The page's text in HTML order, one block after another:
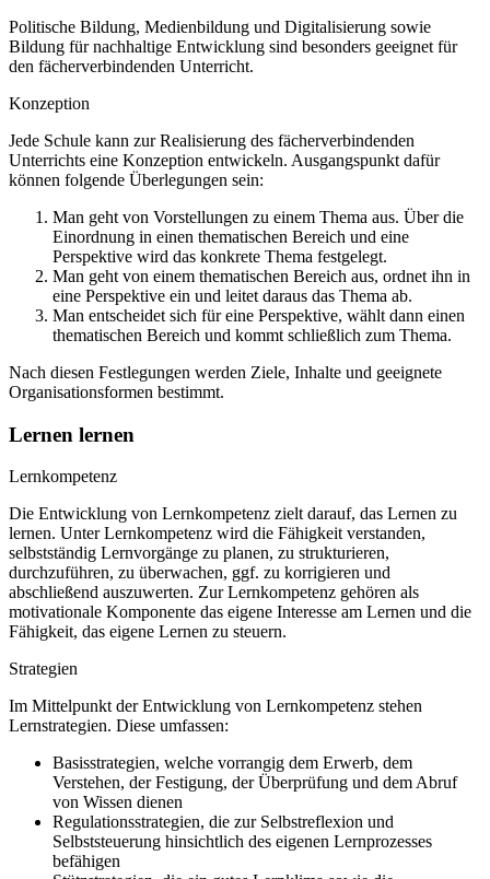
Politische Bildung, Medienbildung und Digitalisierung sowie
Bildung für nachhaltige Entwicklung sind besonders geeignet für
den fächerverbindenden Unterricht.
Konzeption
Jede Schule kann zur Realisierung des fächerverbindenden
Unterrichts eine Konzeption entwickeln. Ausgangspunkt dafür
können folgende Überlegungen sein:
Man geht von Vorstellungen zu einem Thema aus. Über die
Einordnung in einen thematischen Bereich und eine
Perspektive wird das konkrete Thema festgelegt.
Man geht von einem thematischen Bereich aus, ordnet ihn in
eine Perspektive ein und leitet daraus das Thema ab.
Man entscheidet sich für eine Perspektive, wählt dann einen
thematischen Bereich und kommt schließlich zum Thema.
Nach diesen Festlegungen werden Ziele, Inhalte und geeignete
Organisationsformen bestimmt.
Lernen lernen
Lernkompetenz
Die Entwicklung von Lernkompetenz zielt darauf, das Lernen zu
lernen. Unter Lernkompetenz wird die Fähigkeit verstanden,
selbstständig Lernvorgänge zu planen, zu strukturieren,
durchzuführen, zu überwachen, ggf. zu korrigieren und
abschließend auszuwerten. Zur Lernkompetenz gehören als
motivationale Komponente das eigene Interesse am Lernen und die
Fähigkeit, das eigene Lernen zu steuern.
Strategien
Im Mittelpunkt der Entwicklung von Lernkompetenz stehen
Lernstrategien. Diese umfassen:
Basisstrategien, welche vorrangig dem Erwerb, dem
Verstehen, der Festigung, der Überprüfung und dem Abruf
von Wissen dienen
Regulationsstrategien, die zur Selbstreflexion und
Selbststeuerung hinsichtlich des eigenen Lernprozesses
befähigen